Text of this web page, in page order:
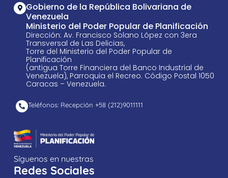
Gobierno de la República Bolivariana de
Venezuela
Ministerio del Poder Popular de Planificación
Dirección: Av. Francisco Solano López con 3era
Transversal de Las Delicias,
Torre del Ministerio del Poder Popular de
Planificación
(antigua Torre Financiera del Banco Industrial de
Venezuela), Parroquia el Recreo. Código Postal 1050
Caracas – Venezuela.
Teléfonos: Recepción +58 ​(212)9011111
Síguenos en nuestras
Redes Sociales